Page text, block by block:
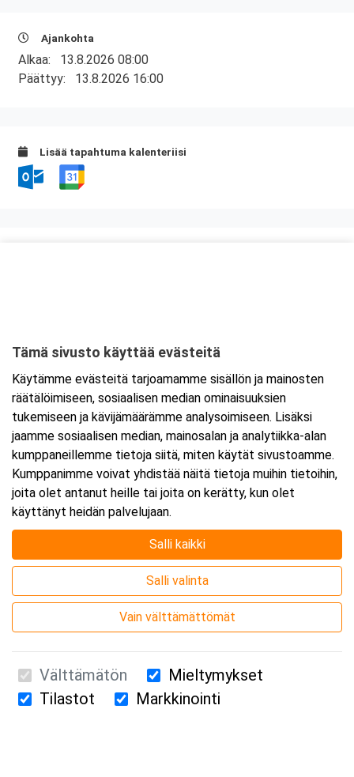
Ajankohta
Alkaa: 13.8.2026 08:00
Päättyy: 13.8.2026 16:00
Lisää tapahtuma kalenteriisi
Tarkempi kartta ja ajo-ohjeet
Suomen Ensiapukoulutus Oy / Valimotie 21 / 00380 Helsinki
Tämä sivusto käyttää evästeitä
Käytämme evästeitä tarjoamamme sisällön ja mainosten
räätälöimiseen, sosiaalisen median ominaisuuksien
tukemiseen ja kävijämäärämme analysoimiseen. Lisäksi
jaamme sosiaalisen median, mainosalan ja analytiikka-alan
kumppaneillemme tietoja siitä, miten käytät sivustoamme.
Kumppanimme voivat yhdistää näitä tietoja muihin tietoihin,
joita olet antanut heille tai joita on kerätty, kun olet
käyttänyt heidän palvelujaan.
Salli kaikki
Salli valinta
Vain välttämättömät
Välttämätön
Mieltymykset
Tilastot
Markkinointi